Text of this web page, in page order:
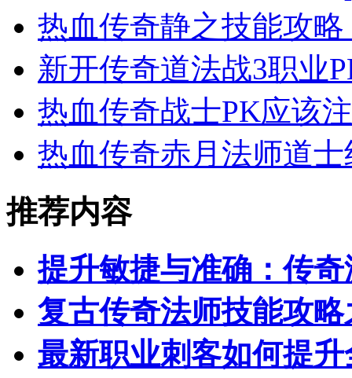
热血传奇静之技能攻
新开传奇道法战3职业
热血传奇战士PK应该
热血传奇赤月法师道
推荐内容
提升敏捷与准确：传
复古传奇法师技能攻
最新职业刺客如何提